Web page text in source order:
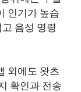
인기가 높습
음성 명령
외에도 왓츠
확인과 전송